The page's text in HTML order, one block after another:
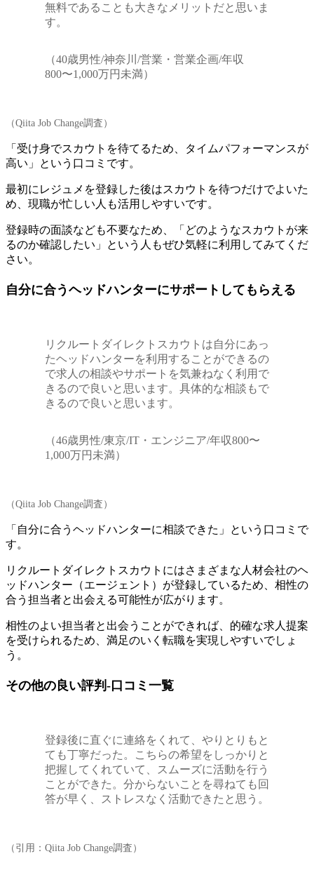
無料であることも大きなメリットだと思いま
す。
（40歳男性/神奈川/営業・営業企画/年収
800〜1,000万円未満）
（Qiita Job Change調査）
「受け身でスカウトを待てるため、タイムパフォーマンスが
高い」という口コミです。
最初にレジュメを登録した後はスカウトを待つだけでよいた
め、現職が忙しい人も活用しやすいです。
登録時の面談なども不要なため、「どのようなスカウトが来
るのか確認したい」という人もぜひ気軽に利用してみてくだ
さい。
自分に合うヘッドハンターにサポートしてもらえる
リクルートダイレクトスカウトは自分にあっ
たヘッドハンターを利用することができるの
で求人の相談やサポートを気兼ねなく利用で
きるので良いと思います。具体的な相談もで
きるので良いと思います。
（46歳男性/東京/IT・エンジニア/年収800〜
1,000万円未満）
（Qiita Job Change調査）
「自分に合うヘッドハンターに相談できた」という口コミで
す。
リクルートダイレクトスカウトにはさまざまな人材会社のヘ
ッドハンター（エージェント）が登録しているため、相性の
合う担当者と出会える可能性が広がります。
相性のよい担当者と出会うことができれば、的確な求人提案
を受けられるため、満足のいく転職を実現しやすいでしょ
う。
その他の良い評判-口コミ一覧
登録後に直ぐに連絡をくれて、やりとりもと
ても丁寧だった。こちらの希望をしっかりと
把握してくれていて、スムーズに活動を行う
ことができた。分からないことを尋ねても回
答が早く、ストレスなく活動できたと思う。
（引用：Qiita Job Change調査）